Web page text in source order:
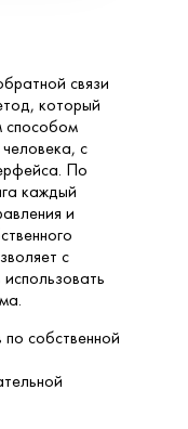
связи
который
способом
с
По
каждый
и
с
собственной